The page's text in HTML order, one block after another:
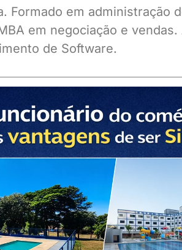
Formado em administração
em negociação e
de Software.